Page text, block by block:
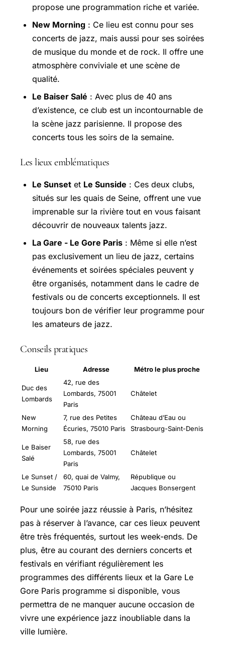
propose une programmation riche et variée.
New Morning : Ce lieu est connu pour ses
concerts de jazz, mais aussi pour ses soirées
de musique du monde et de rock. Il offre une
atmosphère conviviale et une scène de
qualité.
Le Baiser Salé : Avec plus de 40 ans
d’existence, ce club est un incontournable de
la scène jazz parisienne. Il propose des
concerts tous les soirs de la semaine.
Les lieux emblématiques
Le Sunset et Le Sunside : Ces deux clubs,
situés sur les quais de Seine, offrent une vue
imprenable sur la rivière tout en vous faisant
découvrir de nouveaux talents jazz.
La Gare - Le Gore Paris : Même si elle n’est
pas exclusivement un lieu de jazz, certains
événements et soirées spéciales peuvent y
être organisés, notamment dans le cadre de
festivals ou de concerts exceptionnels. Il est
toujours bon de vérifier leur programme pour
les amateurs de jazz.
Conseils pratiques
Lieu Adresse Métro le plus proche
Duc des
Lombards
42, rue des
Lombards, 75001
Paris
Châtelet
New
Morning
7, rue des Petites
Écuries, 75010 Paris
Château d’Eau ou
Strasbourg-Saint-Denis
Le Baiser
Salé
58, rue des
Lombards, 75001
Paris
Châtelet
Le Sunset /
Le Sunside
60, quai de Valmy,
75010 Paris
République ou
Jacques Bonsergent
Pour une soirée jazz réussie à Paris, n’hésitez
pas à réserver à l’avance, car ces lieux peuvent
être très fréquentés, surtout les week-ends. De
plus, être au courant des derniers concerts et
festivals en vérifiant régulièrement les
programmes des différents lieux et la Gare Le
Gore Paris programme si disponible, vous
permettra de ne manquer aucune occasion de
vivre une expérience jazz inoubliable dans la
ville lumière.